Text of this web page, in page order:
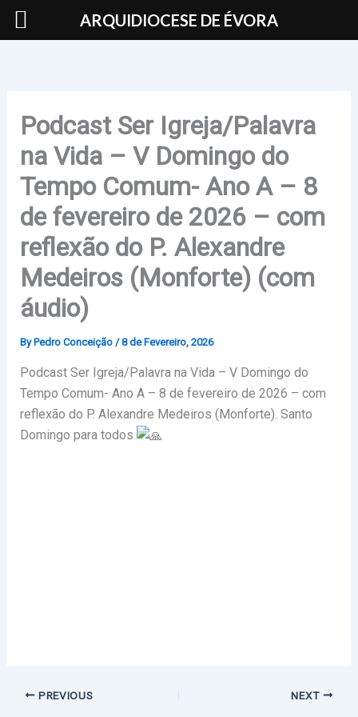
Skip
Podcast Ser Igreja/Palavra
na Vida – V Domingo do
Tempo Comum- Ano A – 8
de fevereiro de 2026 – com
reflexão do P. Alexandre
Medeiros (Monforte) (com
áudio)
By Pedro Conceição /8 de Fevereiro, 2026
Podcast Ser Igreja/Palavra na Vida – V Domingo do
Tempo Comum- Ano A – 8 de fevereiro de 2026 – com
reflexão do P. Alexandre Medeiros (Monforte). Santo
Domingo para todos
PREVIOUS NEXT
ARQUIDIOCESE DE ÉVORA